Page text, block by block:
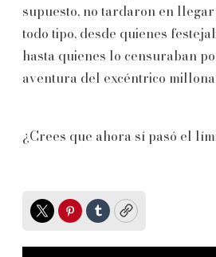
supuesto, no tardaron en
todo tipo, desde quienes
hasta quienes lo censuraban
aventura del excéntrico
¿Crees que ahora sí pasó el
TwitterPinterest
TumblrCopy